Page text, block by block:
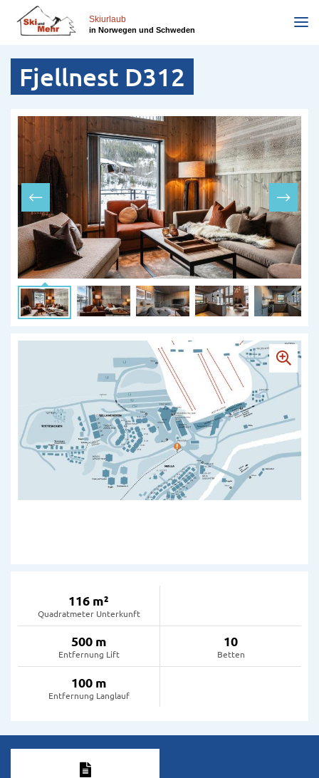
zum
Inhalt
Skiurlaub
in Norwegen und Schweden
Fjellnest D312
116 m²
Quadratmeter Unterkunft
500 m
Entfernung Lift
10
Betten
100 m
Entfernung Langlauf